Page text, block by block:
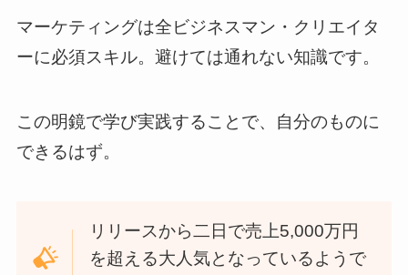
マーケティングは全ビジネスマン・クリエイタ
ーに必須スキル。避けては通れない知識です。
この明鏡で学び実践することで、自分のものに
できるはず。
リリースから二日で売上5,000万円
を超える大人気となっているようで